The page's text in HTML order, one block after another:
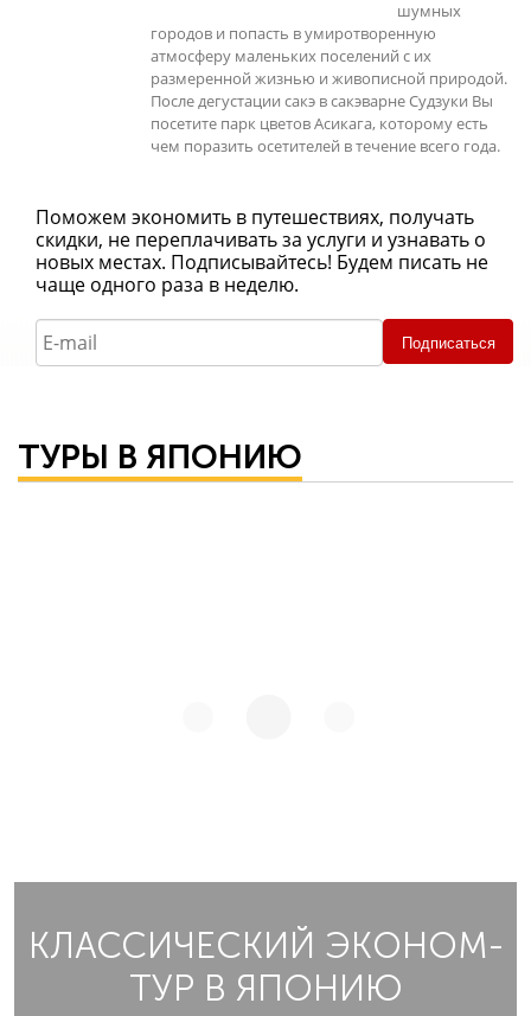
шумных
городов и попасть в умиротворенную
атмосферу маленьких поселений с их
размеренной жизнью и живописной природой.
После дегустации сакэ в сакэварне Судзуки Вы
посетите парк цветов Асикага, которому есть
чем поразить осетителей в течение всего года.
Поможем экономить в путешествиях, получать
скидки, не переплачивать за услуги и узнавать о
новых местах. Подписывайтесь! Будем писать не
чаще одного раза в неделю.
Подписаться
ТУРЫ В ЯПОНИЮ
КЛАССИЧЕСКИЙ ЭКОНОМ-
ТУР В ЯПОНИЮ